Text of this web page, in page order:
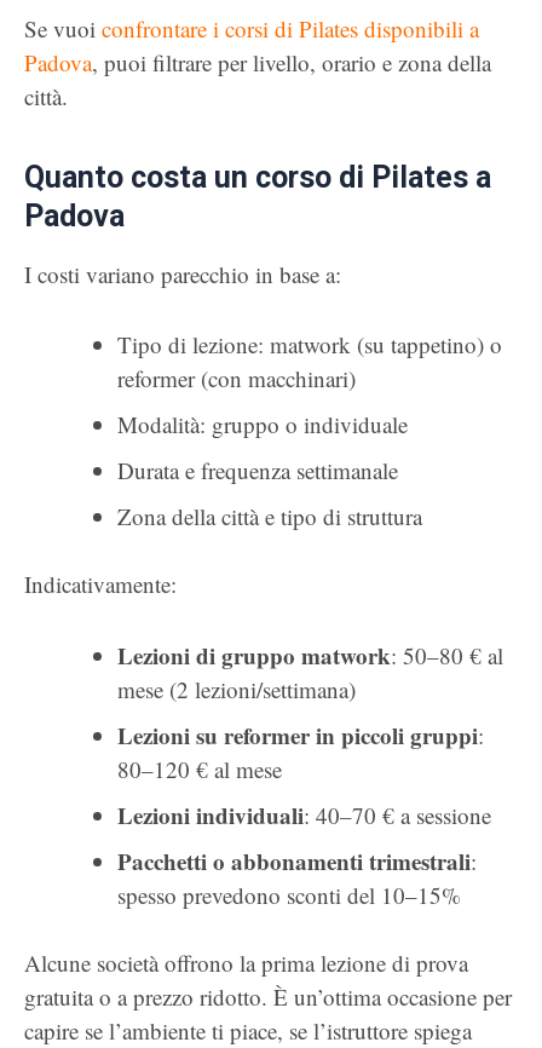
Se vuoi confrontare i corsi di Pilates disponibili a
Padova, puoi filtrare per livello, orario e zona della
città.
Quanto costa un corso di Pilates a
Padova
I costi variano parecchio in base a:
Tipo di lezione: matwork (su tappetino) o
reformer (con macchinari)
Modalità: gruppo o individuale
Durata e frequenza settimanale
Zona della città e tipo di struttura
Indicativamente:
Lezioni di gruppo matwork: 50–80 € al
mese (2 lezioni/settimana)
Lezioni su reformer in piccoli gruppi:
80–120 € al mese
Lezioni individuali: 40–70 € a sessione
Pacchetti o abbonamenti trimestrali:
spesso prevedono sconti del 10–15%
Alcune società offrono la prima lezione di prova
gratuita o a prezzo ridotto. È un’ottima occasione per
capire se l’ambiente ti piace, se l’istruttore spiega